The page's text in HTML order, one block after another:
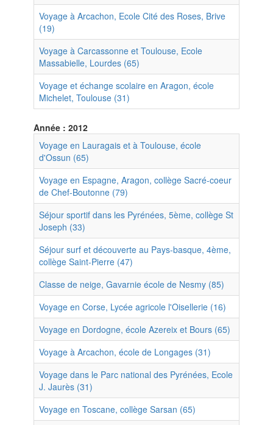
Voyage à Arcachon, Ecole Cité des Roses, Brive
(19)
Voyage à Carcassonne et Toulouse, Ecole
Massabielle, Lourdes (65)
Voyage et échange scolaire en Aragon, école
Michelet, Toulouse (31)
Année : 2012
Voyage en Lauragais et à Toulouse, école
d'Ossun (65)
Voyage en Espagne, Aragon, collège Sacré-coeur
de Chef-Boutonne (79)
Séjour sportif dans les Pyrénées, 5ème, collège St
Joseph (33)
Séjour surf et découverte au Pays-basque, 4ème,
collège Saint-Pierre (47)
Classe de neige, Gavarnie école de Nesmy (85)
Voyage en Corse, Lycée agricole l'Oisellerie (16)
Voyage en Dordogne, école Azereix et Bours (65)
Voyage à Arcachon, école de Longages (31)
Voyage dans le Parc national des Pyrénées, Ecole
J. Jaurès (31)
Voyage en Toscane, collège Sarsan (65)